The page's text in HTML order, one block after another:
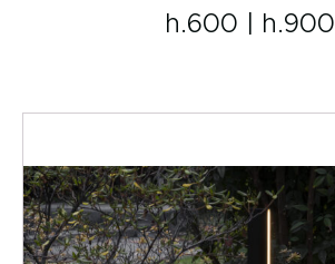
h.600 | h.900